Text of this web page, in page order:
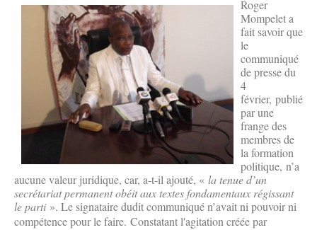
Roger
Mompelet a
fait savoir que
le
communiqué
de presse du
4
février, publié
par une
frange des
membres de
la formation
politique, n’a
aucune valeur juridique, car, a-t-il ajouté, « la tenue d’un
secrétariat permanent obéit aux textes fondamentaux régissant
le parti ». Le signataire dudit communiqué n’avait ni pouvoir ni
compétence pour le faire. Constatant l'agitation créée par